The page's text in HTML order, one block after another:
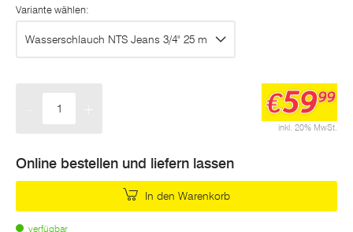
Variante wählen:
Wasserschlauch NTS Jeans 3/4" 25 m
inkl. 20% MwSt.
€5999
Online bestellen und liefern lassen
In den Warenkorb
verfügbar